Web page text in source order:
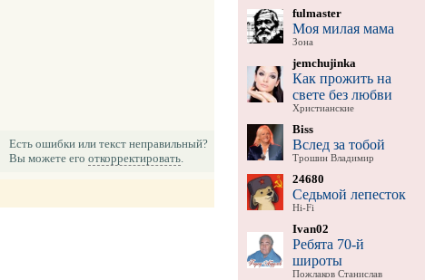
Есть ошибки или текст неправильный?
Вы можете его откорректировать.
fulmaster
Моя милая мама
Зона
jemchujinka
Как прожить на
свете без любви
Христианские
Biss
Вслед за тобой
Трошин Владимир
24680
Седьмой лепесток
Hi-Fi
Ivan02
Ребята 70-й
широты
Пожлаков Станислав